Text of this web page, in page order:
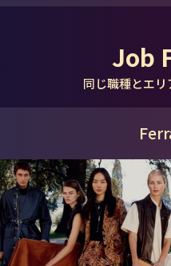
Job
同じ職種とエ